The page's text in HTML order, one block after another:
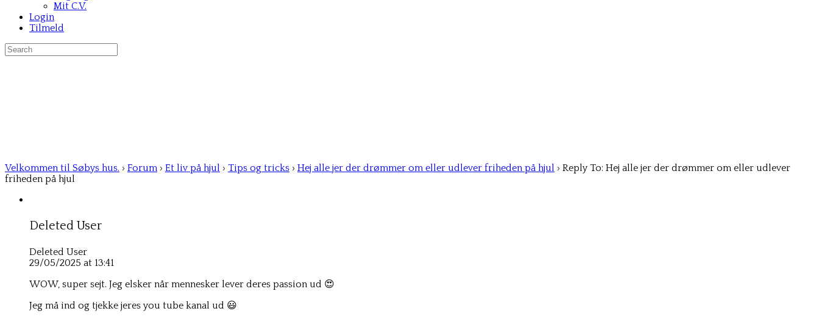
Mit C.V.
Login
Tilmeld
Search
for:
Velkommen til Søbys hus. › Forum › Et liv på hjul › Tips og tricks › Hej alle jer der drømmer om eller udlever friheden på hjul › Reply To: Hej alle jer der drømmer om eller udlever
friheden på hjul
Deleted User
Deleted User
29/05/2025 at 13:41
WOW, super sejt. Jeg elsker når mennesker lever deres passion ud 😍
Jeg må ind og tjekke jeres you tube kanal ud 😃